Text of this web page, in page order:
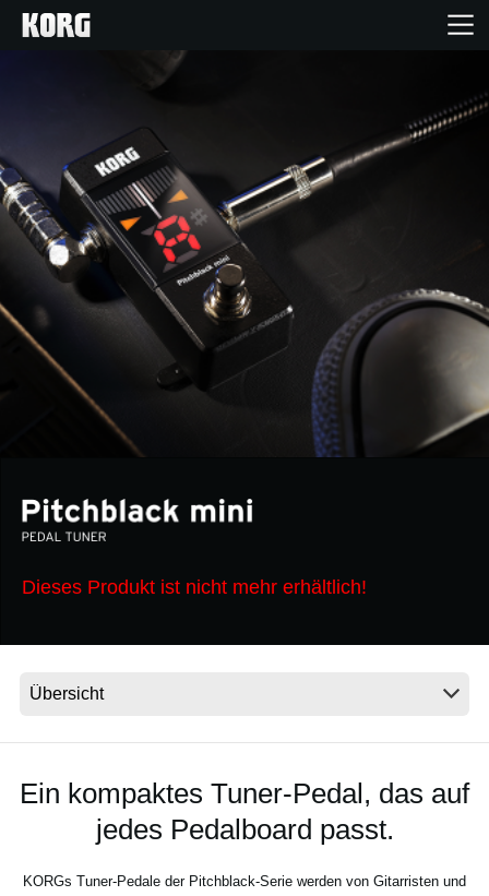
Produkte
Extras
Events
Händlersuche
Dieses Produkt ist nicht mehr erhältlich!
Ein kompaktes Tuner-Pedal, das auf
jedes Pedalboard passt.
KORGs Tuner-Pedale der Pitchblack-Serie werden von Gitarristen und